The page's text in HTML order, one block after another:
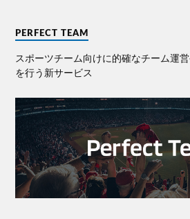
PERFECT TEAM
スポーツチーム向けに的確なチーム運
を⾏う新サービス